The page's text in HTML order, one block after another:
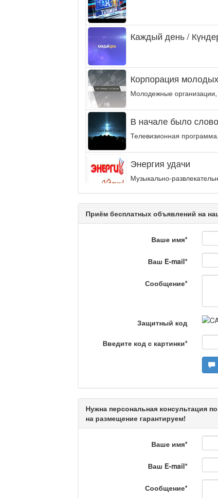
Каждый день /
Корпорация
Молодежные
В начале было
Телевизионная
Энергия удачи
Музыкально-
Кәусар
На полицейской
Еженедельный обзор
Люди в кадре
Актуальный
Кто поможет
Сделано в Актобе /
Приём бесплатных объявлений на
Ваше имя*
Ваш E-mail*
Сообщение*
Защитный код
Введите код с картинки*
Нужна персональная консультация
на размещение гарантируем!
Ваше имя*
Ваш E-mail*
Сообщение*